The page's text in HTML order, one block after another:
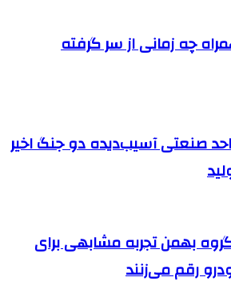
چه زمانی از سر گرفته
۴۶ واحد صنعتی آسیب‌دیده دو جنگ اخیر
بهمن تجربه مشابهی برای
رقم می‌زنند